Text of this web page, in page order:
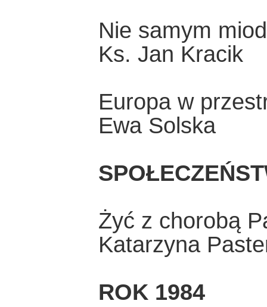
Nie samym
Ks. Jan Kracik
Europa w
Ewa Solska
Żyć z chorobą
Katarzyna
ROK 1984